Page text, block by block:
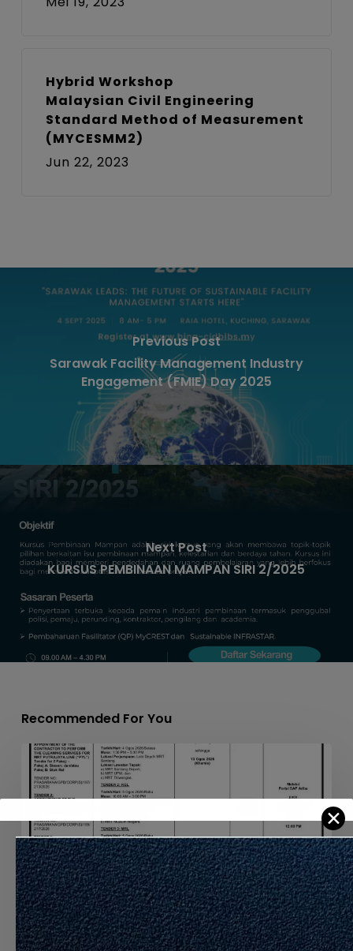
Hybrid Workshop
Malaysian Civil Engineering
Standard Method of Measurement
(MYCESMM2)
Jun 22, 2023
Previous Post
Sarawak Facility Management Industry
Engagement (FMIE) Day 2025
Next Post
KURSUS PEMBINAAN MAMPAN SIRI 2/2025
Recommended For You
APPOINTMENT
OF
THE
TO
PERFORM
THE
CLEANING
SERVICES
FOR
MRT
✕